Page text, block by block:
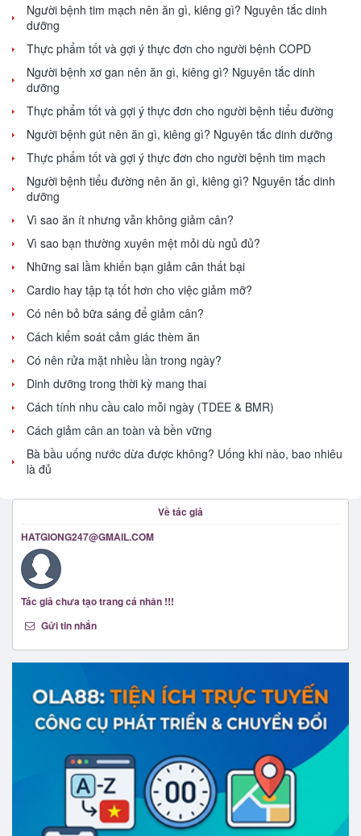
Người bệnh tim mạch nên ăn gì, kiêng gì? Nguyên tắc dinh
dưỡng
Thực phẩm tốt và gợi ý thực đơn cho người bệnh COPD
Người bệnh xơ gan nên ăn gì, kiêng gì? Nguyên tắc dinh
dưỡng
Thực phẩm tốt và gợi ý thực đơn cho người bệnh tiểu đường
Người bệnh gút nên ăn gì, kiêng gì? Nguyên tắc dinh dưỡng
Thực phẩm tốt và gợi ý thực đơn cho người bệnh tim mạch
Người bệnh tiểu đường nên ăn gì, kiêng gì? Nguyên tắc dinh
dưỡng
Vì sao ăn ít nhưng vẫn không giảm cân?
Vì sao bạn thường xuyên mệt mỏi dù ngủ đủ?
Những sai lầm khiến bạn giảm cân thất bại
Cardio hay tập tạ tốt hơn cho việc giảm mỡ?
Có nên bỏ bữa sáng để giảm cân?
Cách kiểm soát cảm giác thèm ăn
Có nên rửa mặt nhiều lần trong ngày?
Dinh dưỡng trong thời kỳ mang thai
Cách tính nhu cầu calo mỗi ngày (TDEE & BMR)
Cách giảm cân an toàn và bền vững
Bà bầu uống nước dừa được không? Uống khi nào, bao nhiêu
là đủ
Về tác giả
HATGIONG247@GMAIL.COM
Tác giả chưa tạo trang cá nhân !!!
Gửi tin nhắn